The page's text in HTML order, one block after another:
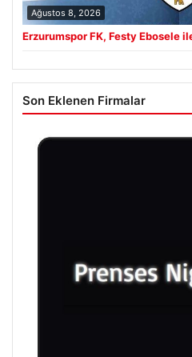
Ağustos 8, 2026
Erzurumspor FK, Festy Ebosele
Son Eklenen Firmalar